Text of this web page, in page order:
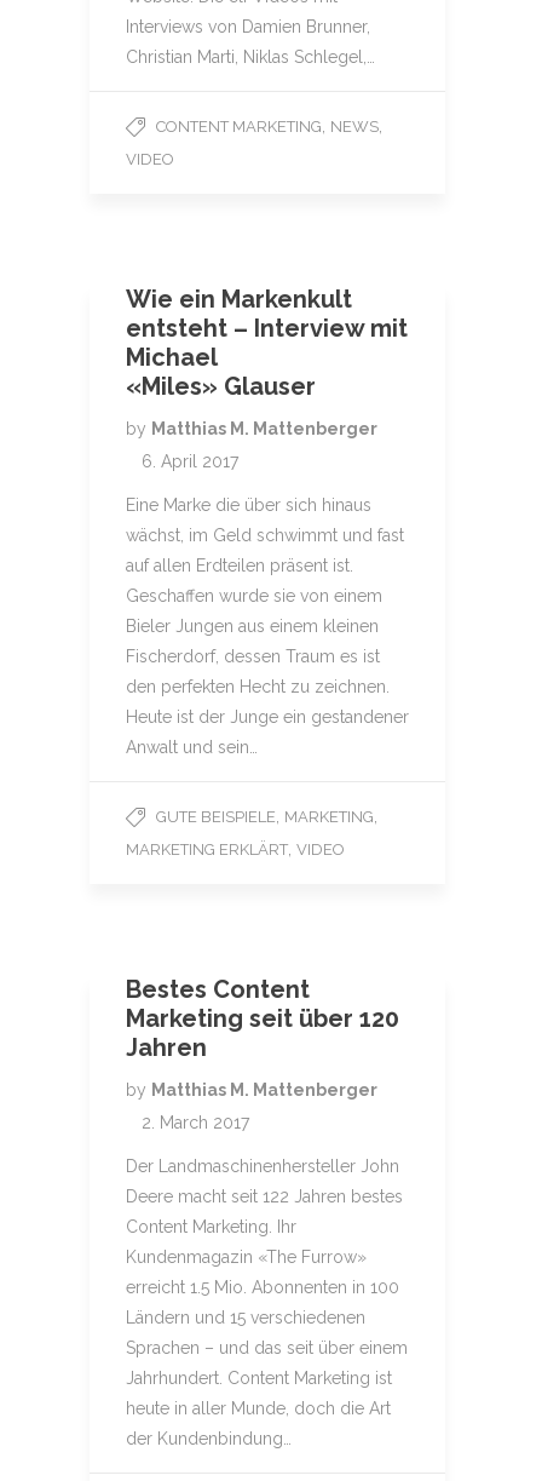
Interviews von Damien Brunner,
Christian Marti, Niklas Schlegel,…
CONTENT MARKETING NEWS
VIDEO
Wie ein Markenkult
entsteht – Interview mit
Michael
«Miles» Glauser
by Matthias M. Mattenberger
6. April 2017
Eine Marke die über sich hinaus
wächst, im Geld schwimmt und fast
auf allen Erdteilen präsent ist.
Geschaffen wurde sie von einem
Bieler Jungen aus einem kleinen
Fischerdorf, dessen Traum es ist
den perfekten Hecht zu zeichnen.
Heute ist der Junge ein gestandener
Anwalt und sein…
GUTE BEISPIELE MARKETING
MARKETING ERKLÄRT VIDEO
Bestes Content
Marketing seit über 120
Jahren
by Matthias M. Mattenberger
2. March 2017
Der Landmaschinenhersteller John
Deere macht seit 122 Jahren bestes
Content Marketing. Ihr
Kundenmagazin «The Furrow»
erreicht 1.5 Mio. Abonnenten in 100
Ländern und 15 verschiedenen
Sprachen – und das seit über einem
Jahrhundert. Content Marketing ist
heute in aller Munde, doch die Art
der Kundenbindung…